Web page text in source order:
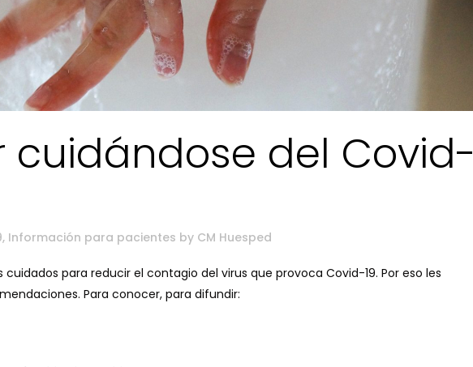
cuidándose del Covid-
, Información para pacientes by CM Huesped
para reducir el contagio del virus que provoca Covid-19. Por eso les
Para conocer, para difundir: